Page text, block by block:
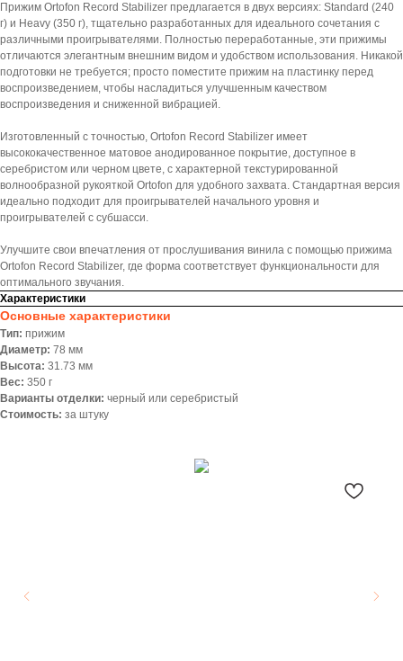
Прижим Ortofon Record Stabilizer предлагается в двух версиях: Standard (240
г) и Heavy (350 г), тщательно разработанных для идеального сочетания с
различными проигрывателями. Полностью переработанные, эти прижимы
отличаются элегантным внешним видом и удобством использования. Никакой
подготовки не требуется; просто поместите прижим на пластинку перед
воспроизведением, чтобы насладиться улучшенным качеством
воспроизведения и сниженной вибрацией.
Изготовленный с точностью, Ortofon Record Stabilizer имеет
высококачественное матовое анодированное покрытие, доступное в
серебристом или черном цвете, с характерной текстурированной
волнообразной рукояткой Ortofon для удобного захвата. Стандартная версия
идеально подходит для проигрывателей начального уровня и
проигрывателей с субшасси.
Улучшите свои впечатления от прослушивания винила с помощью прижима
Ortofon Record Stabilizer, где форма соответствует функциональности для
оптимального звучания.
Характеристики
Основные характеристики
Тип: прижим
Диаметр: 78 мм
Высота: 31.73 мм
Вес: 350 г
Варианты отделки: черный или серебристый
Стоимость: за штуку